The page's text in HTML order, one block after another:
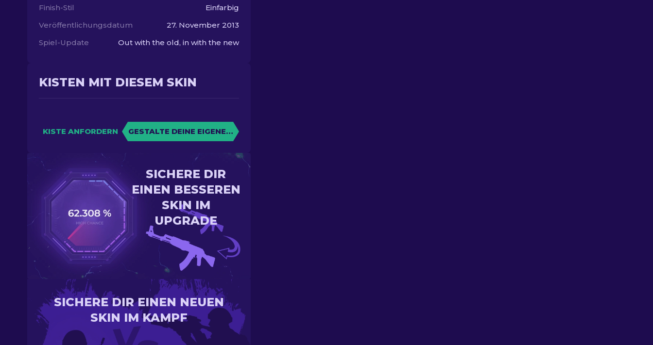
Finish-Stil
Einfarbig
Veröffentlichungsdatum
27. November 2013
Spiel-Update
Out with the old, in with the new
KISTEN MIT DIESEM SKIN
KISTE ANFORDERN GESTALTE DEINE EIGENE KISTE
SICHERE DIR
EINEN BESSEREN
SKIN IM
UPGRADE
SICHERE DIR EINEN NEUEN
SKIN IM KAMPF